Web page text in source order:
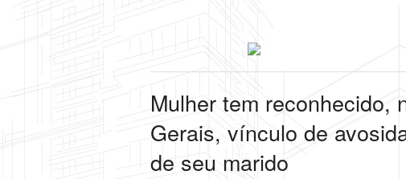
Mulher tem reconhecido,
Gerais, vínculo de
de seu marido